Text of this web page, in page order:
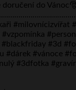
do Vánoc🎅
#milovnícizvířat
#3d
#dárek #vánoce
#3dfotka